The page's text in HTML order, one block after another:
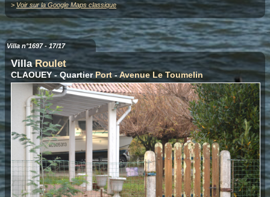
> Voir sur la Google Maps classique
Villa n°1697 - 17/17
VillaRoulet
CLAOUEY - QuartierPort -Avenue Le Toumelin